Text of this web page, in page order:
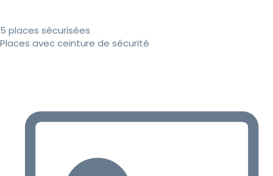
5 places sécurisées
Places avec ceinture de sécurité